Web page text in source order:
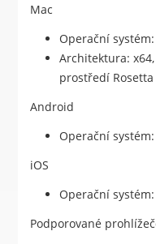
Mac
Operační
Architektura:
prostředí Rosetta
Android
Operační
iOS
Operační
Podporované